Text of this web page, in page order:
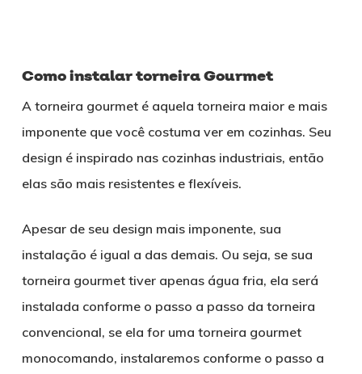
Como instalar torneira Gourmet
A torneira gourmet é aquela torneira maior e mais
imponente que você costuma ver em cozinhas. Seu
design é inspirado nas cozinhas industriais, então
elas são mais resistentes e flexíveis.
Apesar de seu design mais imponente, sua
instalação é igual a das demais. Ou seja, se sua
torneira gourmet tiver apenas água fria, ela será
instalada conforme o passo a passo da torneira
convencional, se ela for uma torneira gourmet
monocomando, instalaremos conforme o passo a